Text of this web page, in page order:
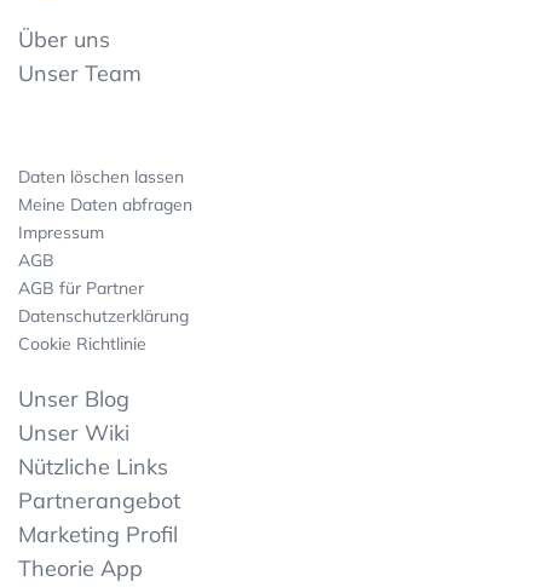
Über uns
Unser Team
Daten löschen lassen
Meine Daten abfragen
Impressum
AGB
AGB für Partner
Datenschutzerklärung
Cookie Richtlinie
Unser Blog
Unser Wiki
Nützliche Links
Partnerangebot
Marketing Profil
Theorie App